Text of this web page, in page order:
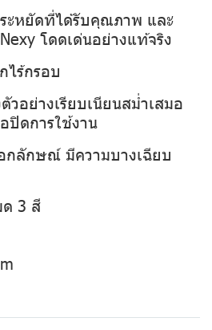
ะหยัดที่ได้รับคุณภาพ และ
โดดเด่นอย่างแท้จริง
ร้กรอบ
อย่างเรียบเนียนสม่ำเสมอ
ปิดการใช้งาน
กลักษณ์ มีความบางเฉียบ
3 สี